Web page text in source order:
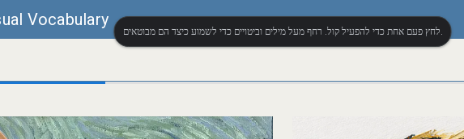
Vocabulary
לחץ פעם אחת כדי להפעיל קול. רחף מעל מילים וביטויים כדי לשמוע כיצד הם מבוטאים.